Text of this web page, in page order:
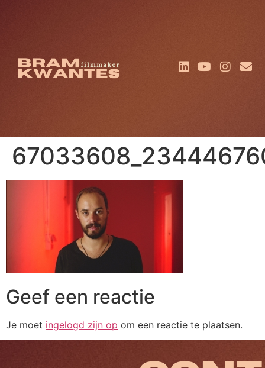
Geef een reactie
Je moet ingelogd zijn op om een reactie te plaatsen.